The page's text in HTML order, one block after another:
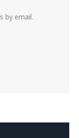
by email.